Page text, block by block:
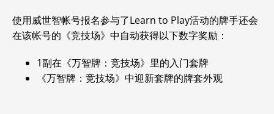
使用威世智帐号报名参与了Learn to Play活动的牌手还会
在该帐号的《竞技场》中自动获得以下数字奖励：
1副在《万智牌：竞技场》里的入门套牌
《万智牌：竞技场》中迎新套牌的牌套外观